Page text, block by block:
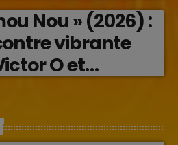
Nou » (2026) :
vibrante
O et